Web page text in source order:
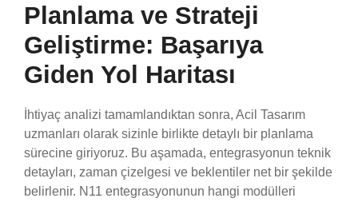
Planlama ve Strateji
Geliştirme: Başarıya
Giden Yol Haritası
İhtiyaç analizi tamamlandıktan sonra, Acil Tasarım
uzmanları olarak sizinle birlikte detaylı bir planlama
sürecine giriyoruz. Bu aşamada, entegrasyonun teknik
detayları, zaman çizelgesi ve beklentiler net bir şekilde
belirlenir. N11 entegrasyonunun hangi modülleri